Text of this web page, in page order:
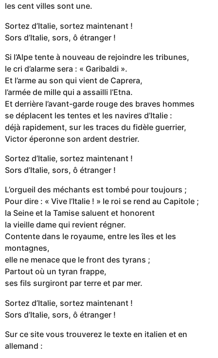
les cent villes sont une.
Sortez d’Italie, sortez maintenant !
Sors d’Italie, sors, ô étranger !
Si l’Alpe tente à nouveau de rejoindre les tribunes,
le cri d’alarme sera : « Garibaldi ».
Et l’arme au son qui vient de Caprera,
l’armée de mille qui a assailli l’Etna.
Et derrière l’avant-garde rouge des braves hommes
se déplacent les tentes et les navires d’Italie :
déjà rapidement, sur les traces du fidèle guerrier,
Victor éperonne son ardent destrier.
Sortez d’Italie, sortez maintenant !
Sors d’Italie, sors, ô étranger !
L’orgueil des méchants est tombé pour toujours ;
Pour dire : « Vive l’Italie ! » le roi se rend au Capitole ;
la Seine et la Tamise saluent et honorent
la vieille dame qui revient régner.
Contente dans le royaume, entre les îles et les
montagnes,
elle ne menace que le front des tyrans ;
Partout où un tyran frappe,
ses fils surgiront par terre et par mer.
Sortez d’Italie, sortez maintenant !
Sors d’Italie, sors, ô étranger !
Sur ce site vous trouverez le texte en italien et en
allemand :